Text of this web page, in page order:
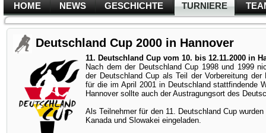
HOME NEWS GESCHICHTE TURNIERE
Deutschland Cup 2000 in Hannover
11. Deutschland Cup vom 10. bis 12.11.2000 in
Nach dem der Deutschland Cup 1998 und 1999
der Deutschland Cup als Teil der Vorbereitung
für die im April 2001 in Deutschland stattfindende
Hannover sollte auch der Austragungsort des
Als Teilnehmer für den 11. Deutschland Cup
Kanada und Slowakei eingeladen.